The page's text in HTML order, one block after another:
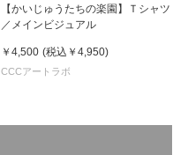
【かいじゅうたちの楽園】Ｔシャツ
／メインビジュアル
￥4,500 (税込 ￥4,950)
CCCアートラボ